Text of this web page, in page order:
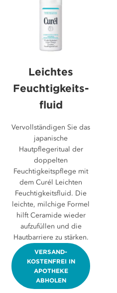
Leichtes
Feuchtigkeits-
fluid
Vervollständigen Sie das
japanische
Hautpflegeritual der
doppelten
Feuchtigkeitspflege mit
dem Curél Leichten
Feuchtigkeitsfluid. Die
leichte, milchige Formel
hilft Ceramide wieder
aufzufüllen und die
Hautbarriere zu stärken.
VERSAND-
KOSTENFREI IN
APOTHEKE
ABHOLEN